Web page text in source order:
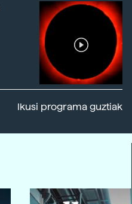
Ikusi programa guztiak